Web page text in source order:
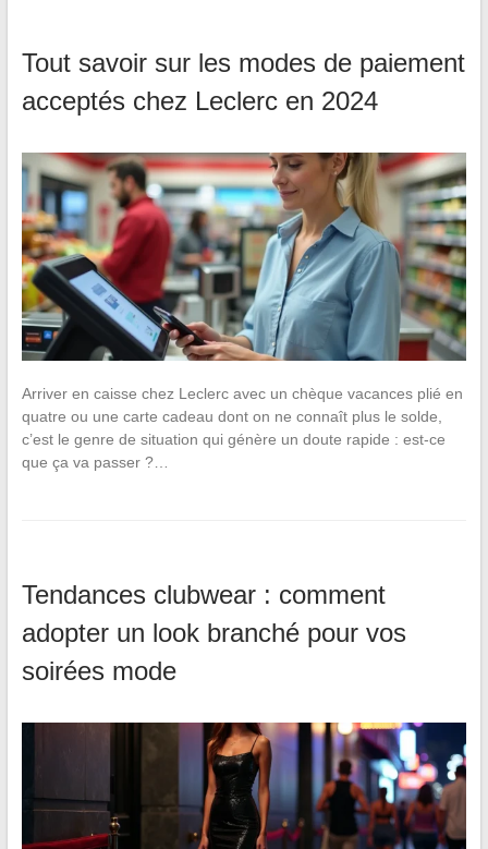
Tout savoir sur les modes de paiement
acceptés chez Leclerc en 2024
Arriver en caisse chez Leclerc avec un chèque vacances plié en
quatre ou une carte cadeau dont on ne connaît plus le solde,
c’est le genre de situation qui génère un doute rapide : est-ce
que ça va passer ?…
Tendances clubwear : comment
adopter un look branché pour vos
soirées mode